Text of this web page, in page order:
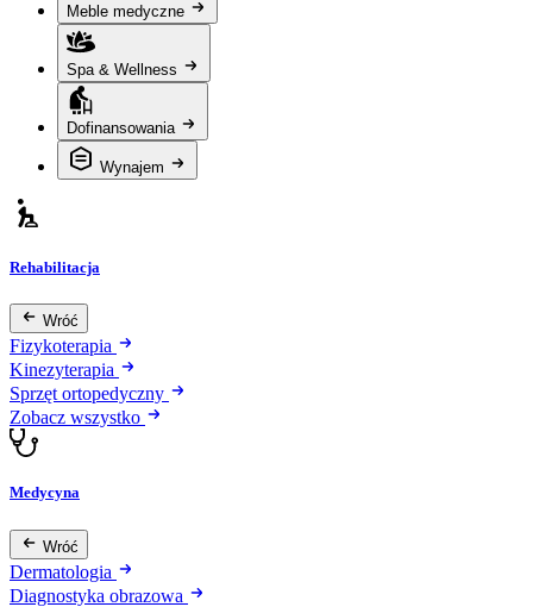
Meble medyczne
Spa & Wellness
Dofinansowania
Wynajem
Rehabilitacja
Wróć
Fizykoterapia
Kinezyterapia
Sprzęt ortopedyczny
Zobacz wszystko
Medycyna
Wróć
Dermatologia
Diagnostyka obrazowa